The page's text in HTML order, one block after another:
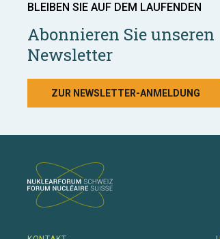
BLEIBEN SIE AUF DEM LAUFENDEN
Abonnieren Sie unseren
Newsletter
ZUR NEWSLETTER-ANMELDUNG